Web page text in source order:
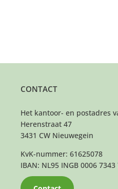
CONTACT
Het kantoor- en postadres
Herenstraat 47
3431 CW Nieuwegein
KvK-nummer: 61625078
IBAN: NL95 INGB 0006 7343